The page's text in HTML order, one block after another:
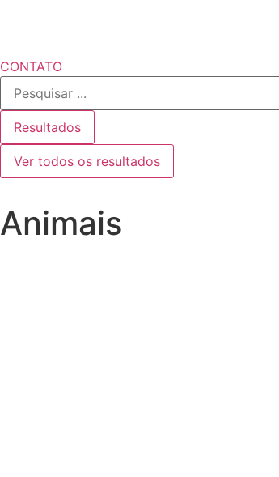
conteúdo
CONTATO
Pesquisar
Resultados
Ver todos os resultados
Animais